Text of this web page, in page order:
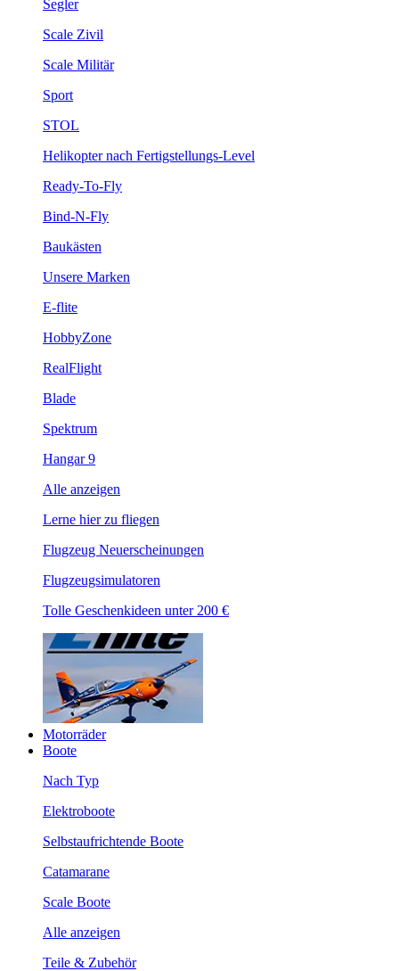
Segler
Scale Zivil
Scale Militär
Sport
STOL
Helikopter nach Fertigstellungs-Level
Ready-To-Fly
Bind-N-Fly
Baukästen
Unsere Marken
E-flite
HobbyZone
RealFlight
Blade
Spektrum
Hangar 9
Alle anzeigen
Lerne hier zu fliegen
Flugzeug Neuerscheinungen
Flugzeugsimulatoren
Tolle Geschenkideen unter 200 €
Motorräder
Boote
Nach Typ
Elektroboote
Selbstaufrichtende Boote
Catamarane
Scale Boote
Alle anzeigen
Teile & Zubehör